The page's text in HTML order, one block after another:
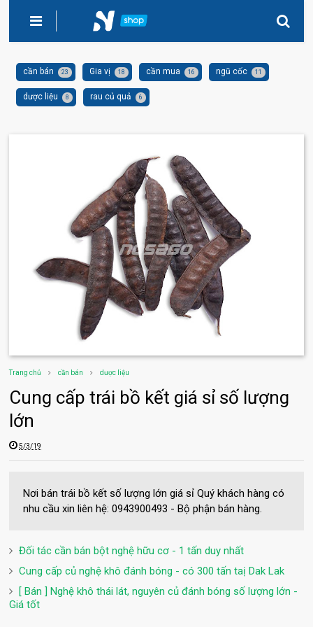
cần bán 23 Gia vị 18 cần mua 16 ngũ cốc 11
dược liệu 8 rau củ quả 6
Trang chủ cần bán dược liệu
Cung cấp trái bồ kết giá sỉ số lượng
lớn
5/3/19
Nơi bán trái bồ kết số lượng lớn giá sỉ Quý khách hàng có
nhu cầu xin liên hệ: 0943900493 - Bộ phận bán hàng.
Đối tác cần bán bột nghệ hữu cơ - 1 tấn duy nhất
Cung cấp củ nghệ khô đánh bóng - có 300 tấn taị Dak Lak
[ Bán ] Nghệ khô thái lát, nguyên củ đánh bóng số lượng lớn -
Giá tốt